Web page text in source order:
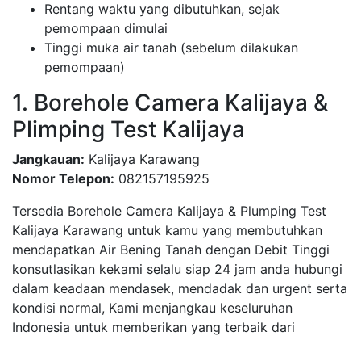
Rentang waktu yang dibutuhkan, sejak
pemompaan dimulai
Tinggi muka air tanah (sebelum dilakukan
pemompaan)
1. Borehole Camera Kalijaya &
Plimping Test Kalijaya
Jangkauan: Kalijaya Karawang
Nomor Telepon: 082157195925
Tersedia Borehole Camera Kalijaya & Plumping Test
Kalijaya Karawang untuk kamu yang membutuhkan
mendapatkan Air Bening Tanah dengan Debit Tinggi
konsutlasikan kekami selalu siap 24 jam anda hubungi
dalam keadaan mendasek, mendadak dan urgent serta
kondisi normal, Kami menjangkau keseluruhan
Indonesia untuk memberikan yang terbaik dari